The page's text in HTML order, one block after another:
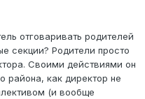
отговаривать родителей
секции? Родители просто
Своими действиями он
района, как директор не
(и вообще